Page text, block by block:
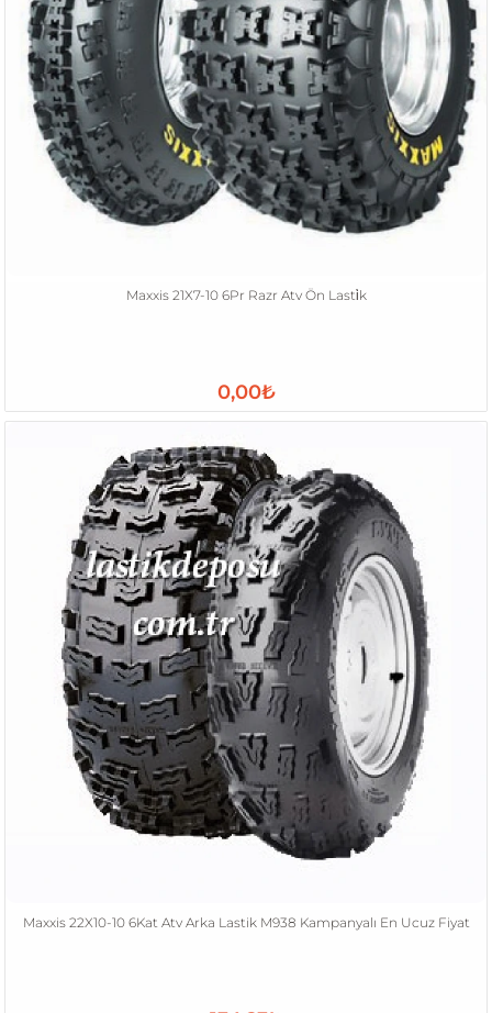
Maxxis 21X7-10 6Pr Razr Atv Ön Lasti̇k
0,00₺
Maxxis 22X10-10 6Kat Atv Arka Lastik M938 Kampanyalı En Ucuz Fiyat